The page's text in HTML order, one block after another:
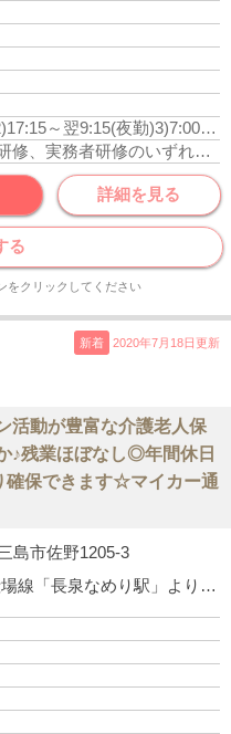
～翌9:15(夜勤)3)7:00～16:00(早番)
介護福祉士、初任者研修、実務者研修のいずれかの資格をお持ちの方
詳細を見る
る
をクリックしてください
新着 2020年7月18日更新
活動が豊富な介護老人保
♪残業ほぼなし◎年間休日
確保できます☆マイカー通
島市佐野1205-3
JR御殿場線「長泉なめり駅」より車で10分